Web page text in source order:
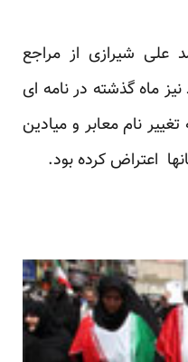
علی شیرازی از مراجع
ماه گذشته در نامه ای
نام معابر و میادین